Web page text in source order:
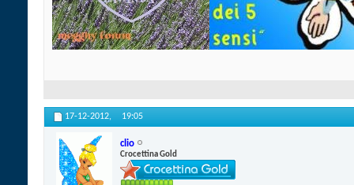
17-12-2012, 19:05
clio
Crocettina Gold